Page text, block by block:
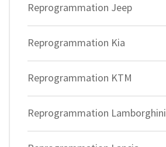
Reprogrammation Jeep
Reprogrammation Kia
Reprogrammation KTM
Reprogrammation Lamborghini